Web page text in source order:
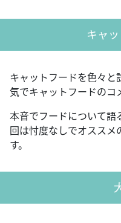
キャ
キャットフードを色々
気でキャットフードのコ
本音でフードについて語
回は忖度なしでオススメ
す。